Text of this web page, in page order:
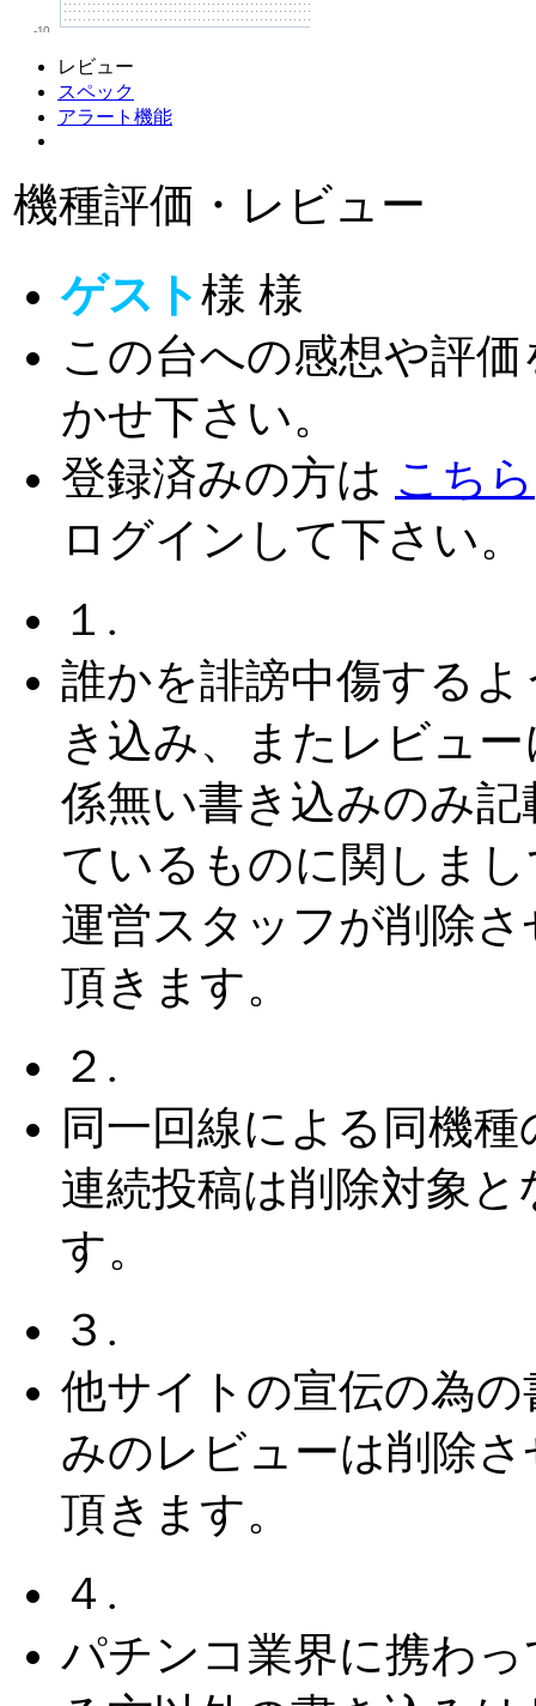
-10
レビュー
スペック
アラート機能
機種評価・レビュー
ゲスト様 様
この台への感想や評価
かせ下さい。
登録済みの方は こちら
ログインして下さい。
１.
誰かを誹謗中傷するよ
き込み、またレビュー
係無い書き込みのみ記
ているものに関しま
運営スタッフが削除さ
頂きます。
２.
同一回線による同機種
連続投稿は削除対象と
す。
３.
他サイトの宣伝の為の
みのレビューは削除さ
頂きます。
４.
パチンコ業界に携わっ